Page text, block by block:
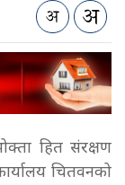
हित संरक्षण
चितवनको